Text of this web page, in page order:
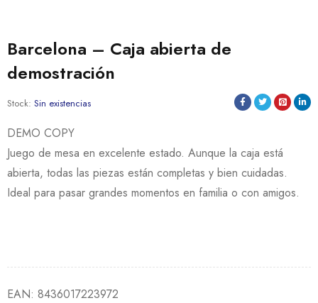
Barcelona – Caja abierta de
demostración
Stock: Sin existencias
DEMO COPY
Juego de mesa en excelente estado. Aunque la caja está
abierta, todas las piezas están completas y bien cuidadas.
Ideal para pasar grandes momentos en familia o con amigos.
EAN: 8436017223972